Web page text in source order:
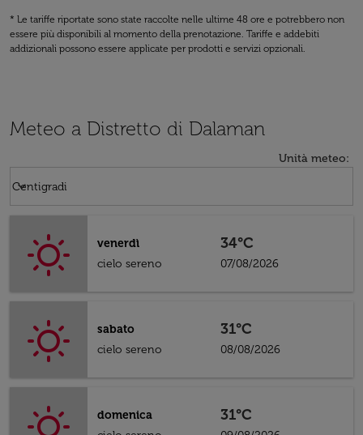
* Le tariffe riportate sono state raccolte nelle ultime 48 ore e potrebbero non
essere più disponibili al momento della prenotazione. Tariffe e addebiti
addizionali possono essere applicate per prodotti e servizi opzionali.
Meteo a Distretto di Dalaman
Unità meteo:
Centigradi
keyboard_arrow_down
venerdì
cielo sereno
34°C
07/08/2026
sabato
cielo sereno
31°C
08/08/2026
domenica
31°C